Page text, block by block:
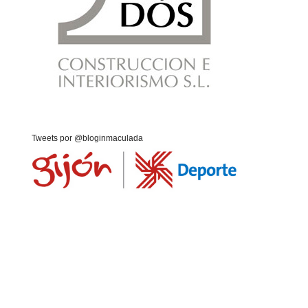
Tweets por @bloginmaculada